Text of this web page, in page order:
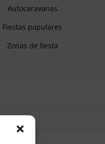
Autocaravanas
Fiestas populares
Zonas de fiesta